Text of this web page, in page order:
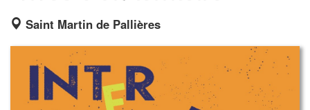
Saint Martin de Pallières